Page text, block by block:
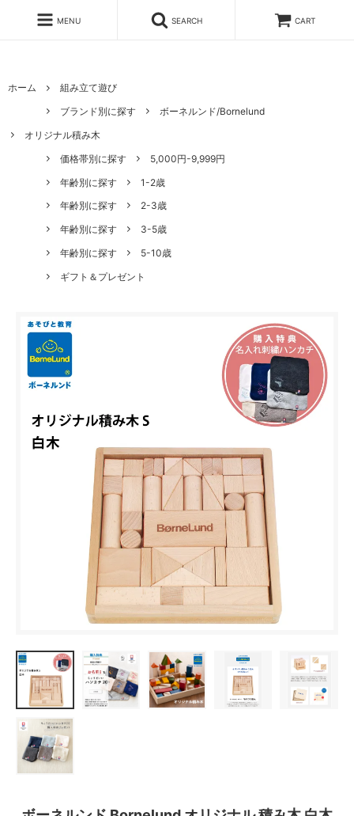
MENU SEARCH CART
ホーム
組み立て遊び
ブランド別に探す
ボーネルンド/Bornelund
オリジナル積み木
価格帯別に探す
5,000円-9,999円
年齢別に探す
1-2歳
年齢別に探す
2-3歳
年齢別に探す
3-5歳
年齢別に探す
5-10歳
ギフト＆プレゼント